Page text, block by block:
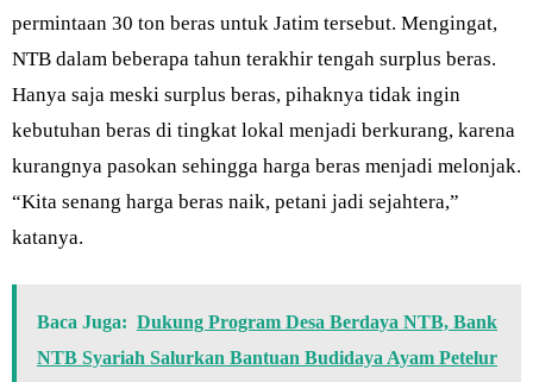
permintaan 30 ton beras untuk Jatim tersebut. Mengingat,
NTB dalam beberapa tahun terakhir tengah surplus beras.
Hanya saja meski surplus beras, pihaknya tidak ingin
kebutuhan beras di tingkat lokal menjadi berkurang, karena
kurangnya pasokan sehingga harga beras menjadi melonjak.
“Kita senang harga beras naik, petani jadi sejahtera,”
katanya.
Baca Juga: Dukung Program Desa Berdaya NTB, Bank
NTB Syariah Salurkan Bantuan Budidaya Ayam Petelur